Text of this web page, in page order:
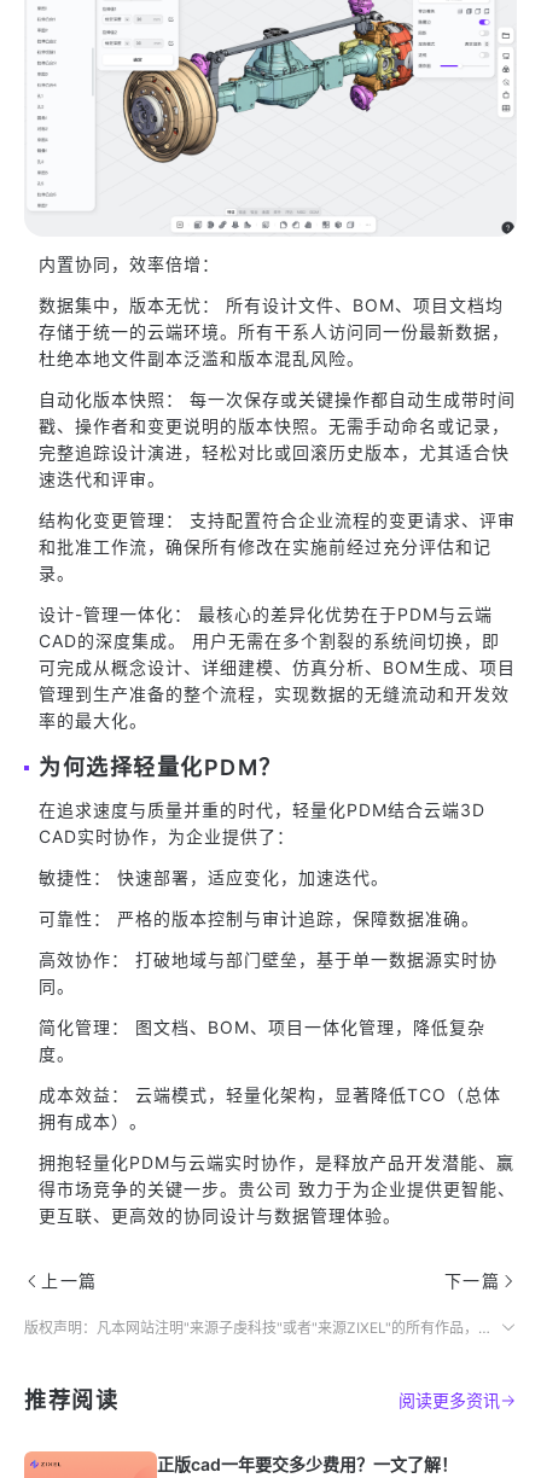
内置协同，效率倍增：
数据集中，版本无忧： 所有设计文件、BOM、项目文档均
存储于统一的云端环境。所有干系人访问同一份最新数据，
杜绝本地文件副本泛滥和版本混乱风险。
自动化版本快照： 每一次保存或关键操作都自动生成带时间
戳、操作者和变更说明的版本快照。无需手动命名或记录，
完整追踪设计演进，轻松对比或回滚历史版本，尤其适合快
速迭代和评审。
结构化变更管理： 支持配置符合企业流程的变更请求、评审
和批准工作流，确保所有修改在实施前经过充分评估和记
录。
设计-管理一体化： 最核心的差异化优势在于PDM与云端
CAD的深度集成。 用户无需在多个割裂的系统间切换，即
可完成从概念设计、详细建模、仿真分析、BOM生成、项目
管理到生产准备的整个流程，实现数据的无缝流动和开发效
率的最大化。
为何选择轻量化PDM？
在追求速度与质量并重的时代，轻量化PDM结合云端3D
CAD实时协作，为企业提供了：
敏捷性： 快速部署，适应变化，加速迭代。
可靠性： 严格的版本控制与审计追踪，保障数据准确。
高效协作： 打破地域与部门壁垒，基于单一数据源实时协
同。
简化管理： 图文档、BOM、项目一体化管理，降低复杂
度。
成本效益： 云端模式，轻量化架构，显著降低TCO（总体
拥有成本）。
拥抱轻量化PDM与云端实时协作，是释放产品开发潜能、赢
得市场竞争的关键一步。贵公司 致力于为企业提供更智能、
更互联、更高效的协同设计与数据管理体验。
上一篇 下一篇
版权声明：凡本网站注明"来源子虔科技"或者"来源ZIXEL"的所有作品，均为本网站合法拥有版权的作品，未经本网站授权，任何媒体、网站、个人不得转载、链接、转帖或以其他方式使用。
推荐阅读 阅读更多资讯
正版cad一年要交多少费用？一文了解！